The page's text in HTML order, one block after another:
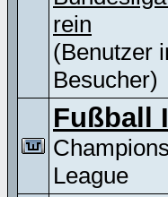
rein
(Benutzer
Besucher)
Fußball
League